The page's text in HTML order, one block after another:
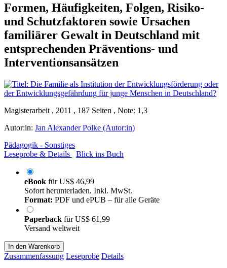
Formen, Häufigkeiten, Folgen, Risiko-
und Schutzfaktoren sowie Ursachen
familiärer Gewalt in Deutschland mit
entsprechenden Präventions- und
Interventionsansätzen
Magisterarbeit , 2011 , 187 Seiten , Note: 1,3
Autor:in: Jan Alexander Polke (Autor:in)
Pädagogik - Sonstiges
Leseprobe & Details
Blick ins Buch
eBook fürUS$ 46,99
Sofort herunterladen. Inkl. MwSt.
Format: PDF und ePUB – für alle Geräte
Paperback fürUS$ 61,99
Versand weltweit
In den Warenkorb
Zusammenfassung Leseprobe Details